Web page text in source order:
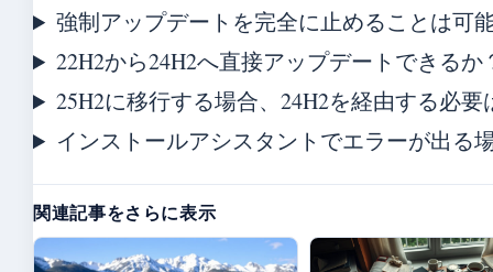
強制アップデートを完全に止めることは可
22H2から24H2へ直接アップデートできるか
25H2に移行する場合、24H2を経由する必要
インストールアシスタントでエラーが出る
関連記事をさらに表示